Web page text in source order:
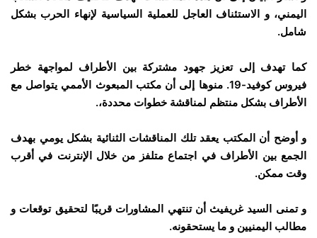
اليمني، و الاستئناف العاجل للعملية السياسية لإنهاء الحرب بشكل
شامل.
كما تهدف إلى تعزيز جهود مشتركة بين الأطراف لمواجهة خطر
فيروس كوفيد-19. منوها إلى أن مكتب المبعوث الأممي يتواصل مع
الأطراف بشكل منتظم لمناقشة خطوات محددة،.
و أوضح أن المكتب يعقد تلك المناقشات الثنائية بشكل يومي بهدف
الجمع بين الأطراف في اجتماع متلفز من خلال الإنترنت في أقرب
وقت ممكن.
و تمنى السيد غريفيث أن تنتهي المشاورات قريبًا لتحقيق توقعات و
مطالب اليمنيين و ما يستحقونه.